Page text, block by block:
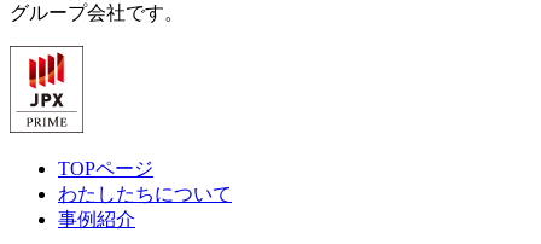
グループ会社です。
TOPページ
わたしたちについて
事例紹介